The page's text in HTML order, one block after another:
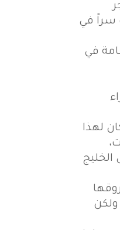
سراً في
في
لهذا
الخليج
ولكن